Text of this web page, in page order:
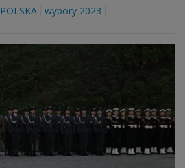
POLSKA wybory 2023